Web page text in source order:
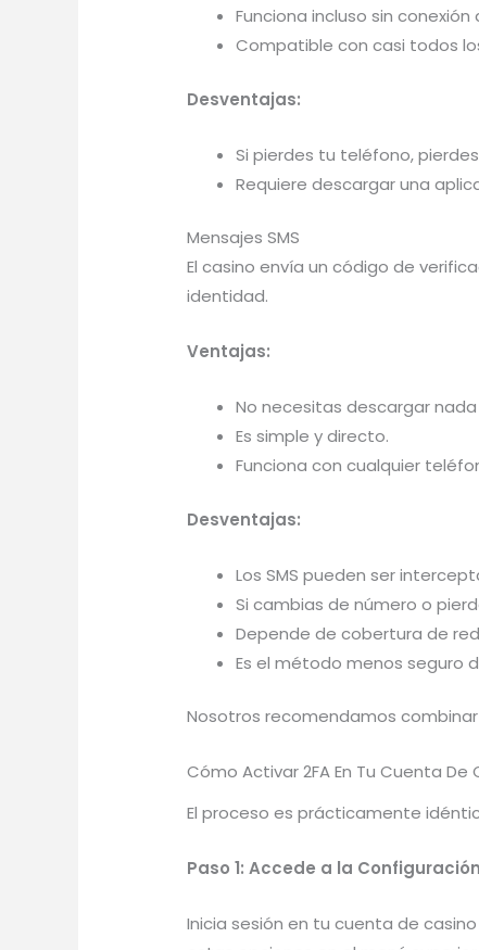
Funciona incluso sin conexión
Compatible con casi todos
Desventajas:
Si pierdes tu teléfono,
Requiere descargar una
Mensajes SMS
El casino envía un código de
identidad.
Ventajas:
No necesitas descargar
Es simple y directo.
Funciona con cualquier
Desventajas:
Los SMS pueden ser
Si cambias de número o
Depende de cobertura de
Es el método menos seguro
Nosotros recomendamos
Cómo Activar 2FA En Tu Cuenta De
El proceso es prácticamente
Paso 1: Accede a la
Inicia sesión en tu cuenta de